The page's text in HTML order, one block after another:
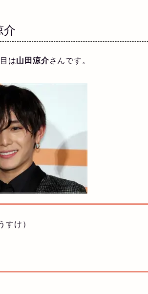
介
は山田涼介さんです。
すけ）